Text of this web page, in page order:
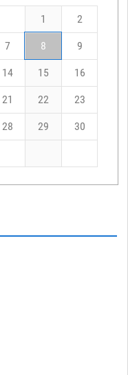
1 2
7 8 9
14 15 16
21 22 23
28 29 30